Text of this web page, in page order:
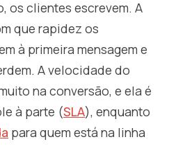
os clientes escrevem. A
que rapidez os
à primeira mensagem e
A velocidade do
na conversão, e ela é
à parte (SLA), enquanto
para quem está na linha